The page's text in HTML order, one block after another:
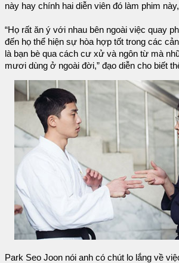
này hay chính hai diễn viên đó làm phim
“Họ rất ăn ý với nhau bên ngoài việc quay
đến họ thể hiện sự hòa hợp tốt trong các
là bạn bè qua cách cư xử và ngôn từ mà
mươi dùng ở ngoài đời,” đạo diễn cho biết
Park Seo Joon nói anh có chút lo lắng về